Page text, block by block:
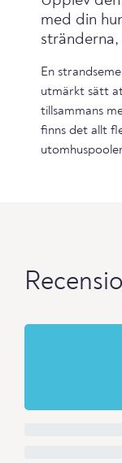
med din
En
utmärkt sätt
tillsammans
finns det allt